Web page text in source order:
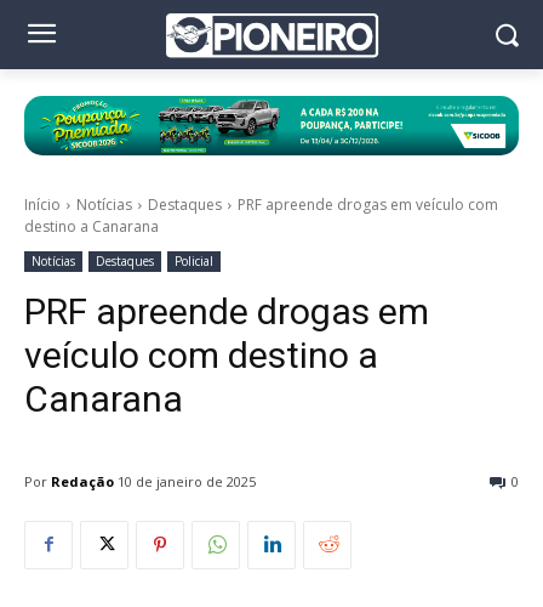
Início Notícias Destaques
PRF apreende drogas em veículo com
destino a Canarana
Notícias Destaques Policial
PRF apreende drogas em
veículo com destino a
Canarana
Por Redação 0
10 de janeiro de 2025